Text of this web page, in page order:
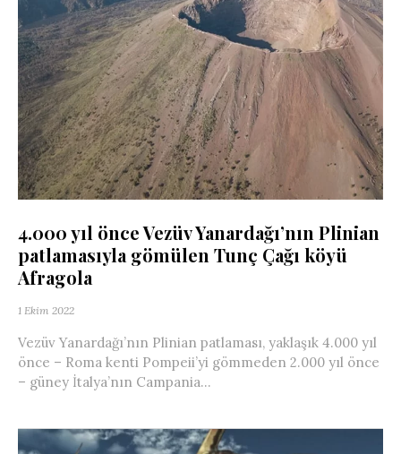
4.000 yıl önce Vezüv Yanardağı’nın Plinian
patlamasıyla gömülen Tunç Çağı köyü
Afragola
1 Ekim 2022
Vezüv Yanardağı’nın Plinian patlaması, yaklaşık 4.000 yıl
önce – Roma kenti Pompeii’yi gömmeden 2.000 yıl önce
– güney İtalya’nın Campania...